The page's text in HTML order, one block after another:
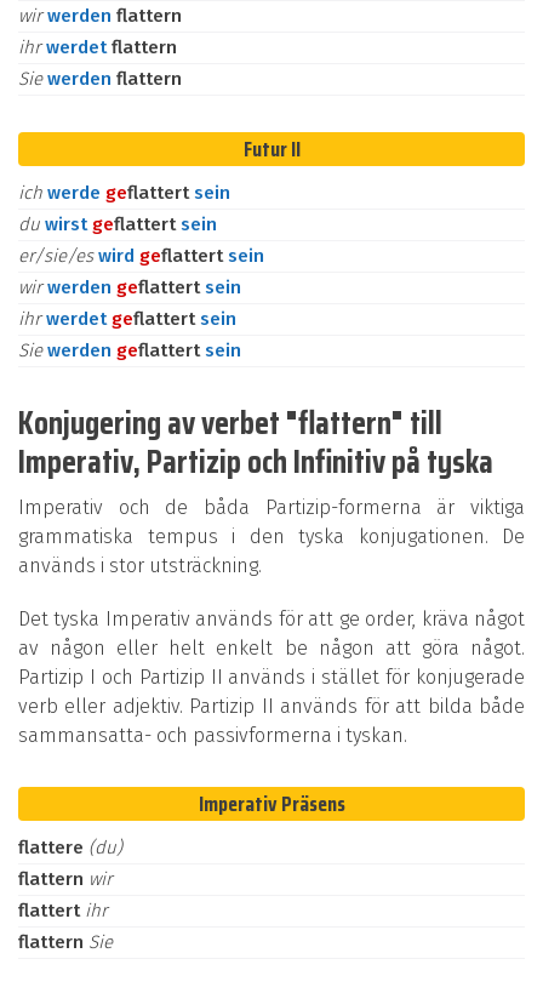
wirwerden flattern
ihrwerdetflattern
Siewerden flattern
Futur II
ich werde geflattertsein
du wirst geflattertsein
er/sie/eswird geflattertsein
wirwerden geflattertsein
ihrwerdet geflattertsein
Siewerden geflattertsein
Konjugering av verbet "flattern" till
Imperativ, Partizip och Infinitiv på tyska
Imperativ och de båda Partizip-formerna är viktiga
grammatiska tempus i den tyska konjugationen. De
används i stor utsträckning.
Det tyska Imperativ används för att ge order, kräva något
av någon eller helt enkelt be någon att göra något.
Partizip I och Partizip II används i stället för konjugerade
verb eller adjektiv. Partizip II används för att bilda både
sammansatta- och passivformerna i tyskan.
Imperativ Präsens
flattere (du)
flattern wir
flattert ihr
flattern Sie